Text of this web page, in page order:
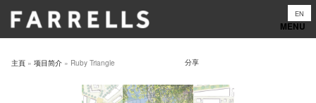
content
EN
主頁 » 项目简介 » Ruby Triangle 分享